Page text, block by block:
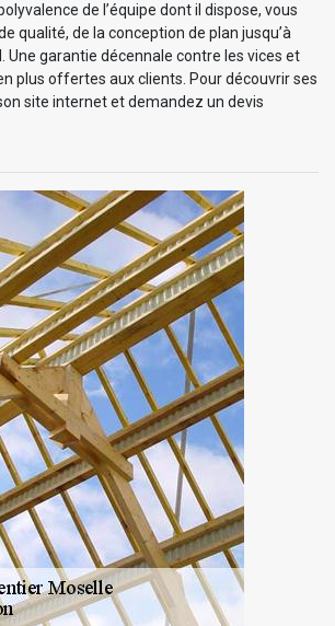
de l’équipe dont il dispose, vous
qualité, de la conception de plan jusqu’à
Une garantie décennale contre les vices et
plus offertes aux clients. Pour découvrir ses
site internet et demandez un devis